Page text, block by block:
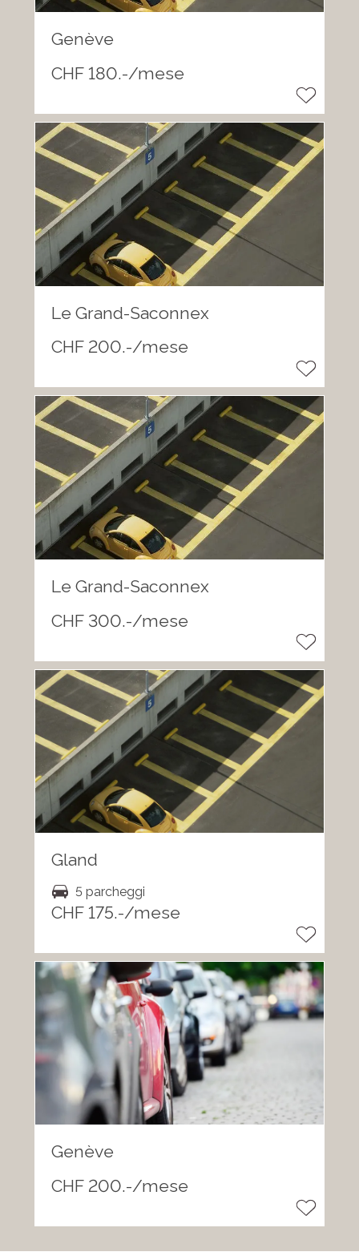
Genève
CHF 180.-/mese
Le Grand-Saconnex
CHF 200.-/mese
Le Grand-Saconnex
CHF 300.-/mese
Gland
5 parcheggi
CHF 175.-/mese
Genève
CHF 200.-/mese